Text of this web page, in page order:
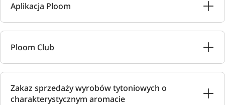
Aplikacja Ploom
Ploom Club
Zakaz sprzedaży wyrobów tytoniowych o
charakterystycznym aromacie